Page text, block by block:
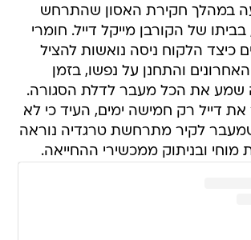
במהלך חקירת האסון שהתרחש
2023, בביתו של הקורבן מייקל דייל. חומרי
כיצד הלקוח ניסה נואשות להציל
האחרונים והתחנן על נפשו, בזמן
שמע את הכל מעבר לדלת הסגורה.
דייל רק חמישה ימים, העיד כי לא
לקיר מתרחשת טרגדיה נוראה
מוחי ובניתוק ממכשירי ההחייאה.